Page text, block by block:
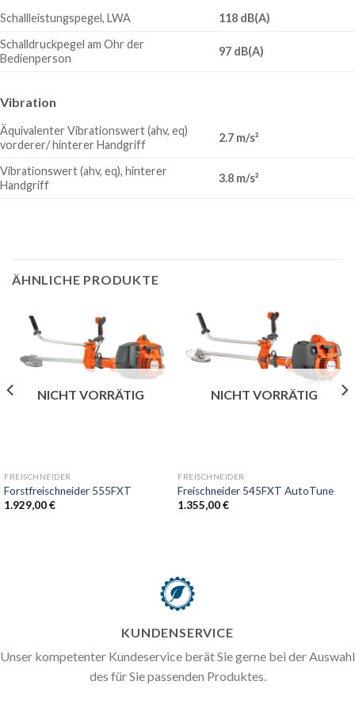
Schallleistungspegel, LWA
118 dB(A)
Schalldruckpegel am Ohr der
Bedienperson
97 dB(A)
Vibration
Äquivalenter Vibrationswert (ahv, eq)
vorderer/ hinterer Handgriff
2.7 m/s²
Vibrationswert (ahv, eq), hinterer
Handgriff
3.8 m/s²
ÄHNLICHE PRODUKTE
NICHT VORRÄTIG
FREISCHNEIDER
Forstfreischneider 555FXT
1.929,00€
NICHT VORRÄTIG
FREISCHNEIDER
Freischneider 545FXT AutoTune
1.355,00€
KUNDENSERVICE
Unser kompetenter Kundeservice berät Sie gerne bei der Auswahl
des für Sie passenden Produktes.